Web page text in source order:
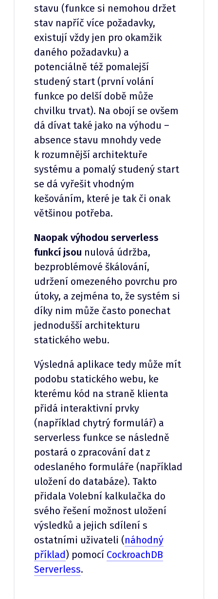
stavu (funkce si nemohou držet
stav napříč více požadavky,
existují vždy jen pro okamžik
daného požadavku) a
potenciálně též pomalejší
studený start (první volání
funkce po delší době může
chvilku trvat). Na obojí se ovšem
dá dívat také jako na výhodu –
absence stavu mnohdy vede
k rozumnější architektuře
systému a pomalý studený start
se dá vyřešit vhodným
kešováním, které je tak či onak
většinou potřeba.
Naopak výhodou serverless
funkcí jsou nulová údržba,
bezproblémové škálování,
udržení omezeného povrchu pro
útoky, a zejména to, že systém si
díky nim může často ponechat
jednodušší architekturu
statického webu.
Výsledná aplikace tedy může mít
podobu statického webu, ke
kterému kód na straně klienta
přidá interaktivní prvky
(například chytrý formulář) a
serverless funkce se následně
postará o zpracování dat z
odeslaného formuláře (například
uložení do databáze). Takto
přidala Volební kalkulačka do
svého řešení možnost uložení
výsledků a jejich sdílení s
ostatními uživateli (náhodný
příklad) pomocí CockroachDB
Serverless.